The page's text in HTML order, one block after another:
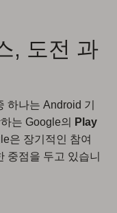
, 도전 과
하나는 Android 기
는 Google의
Play
은 장기적인 참여
중점을 두고 있습니